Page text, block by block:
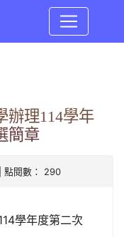
辦理114學年
簡章
閱數： 290
學年度第二次